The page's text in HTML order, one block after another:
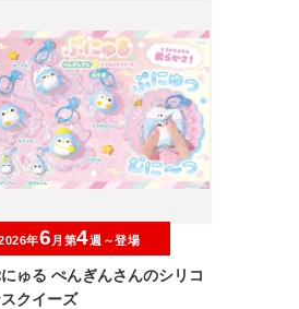
ゅる ぺんぎんさんのシリコ
スクイーズ
年6 月第4週～登場